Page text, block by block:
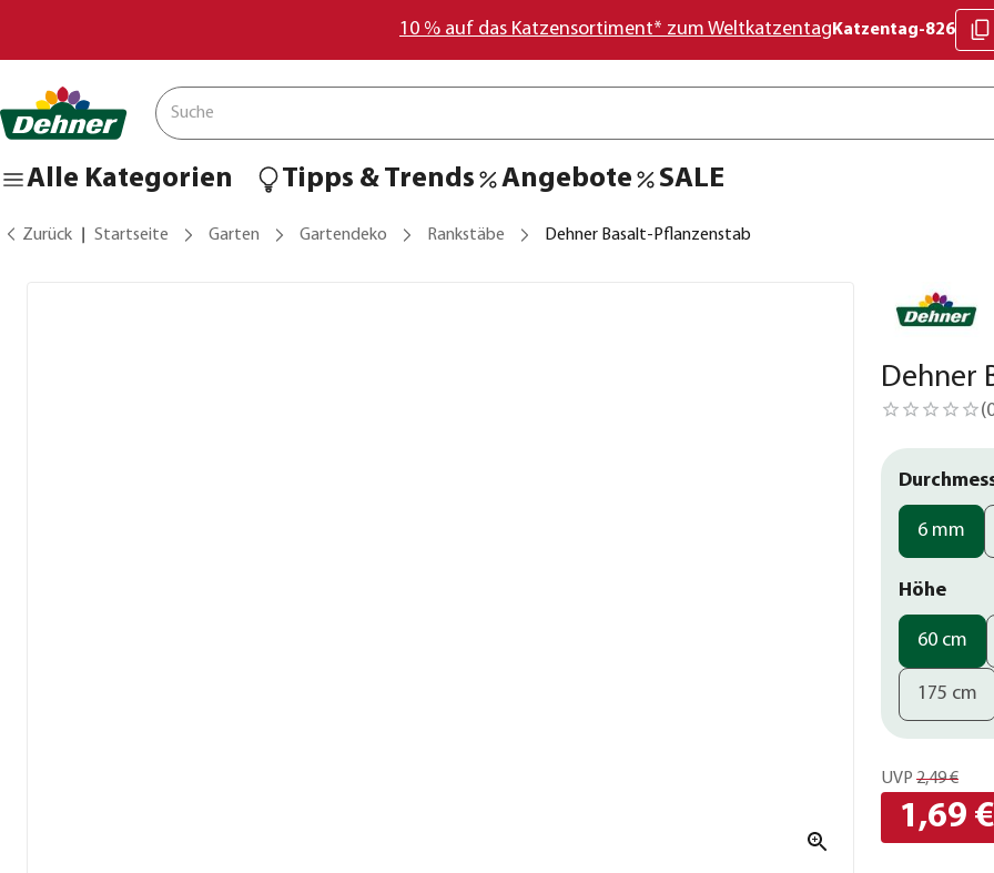
10 % auf das Katzensortiment* zum Weltkatzentag Katzentag-826
Alle Kategorien Tipps & Trends Angebote SALE
Zurück Startseite Garten Gartendeko Rankstäbe Dehner Basalt-Pflanzenstab
Dehner
(
6 mm
Höhe
60 cm
175 cm
UVP 2,49 €
1,69 €